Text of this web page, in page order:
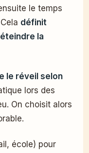
le temps
définit
la
le réveil selon
lors des
On choisit alors
école) pour